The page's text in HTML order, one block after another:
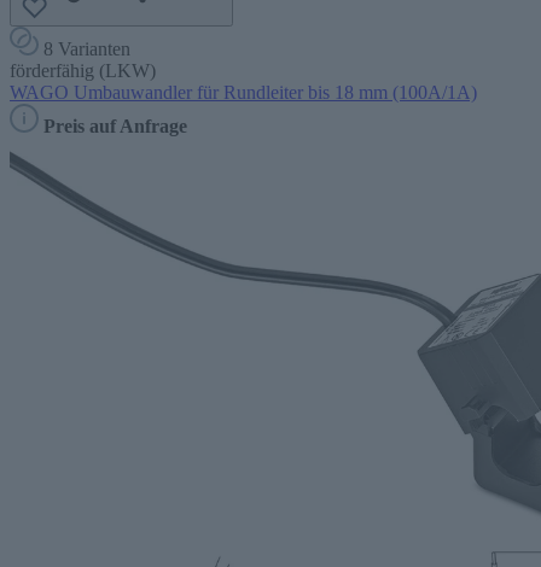
8 Varianten
förderfähig (LKW)
WAGO Umbauwandler für Rundleiter bis 18 mm (100A/1A)
Preis auf Anfrage